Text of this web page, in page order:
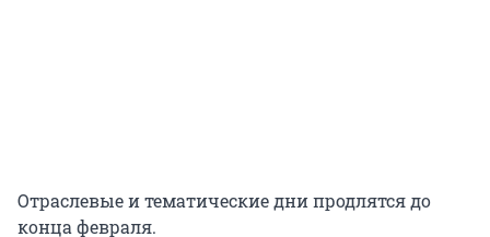
Отраслевые и тематические дни продлятся до
конца февраля.